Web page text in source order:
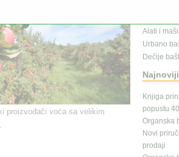
proizvođači voća sa velikim
Alati i
Urbano
Dečije
Knjiga
popustu
Organska
Novi
prodaji